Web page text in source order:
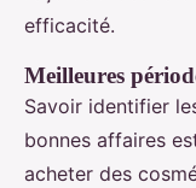
efficacité.
Meilleures
Savoir identifier
bonnes affaires
acheter des